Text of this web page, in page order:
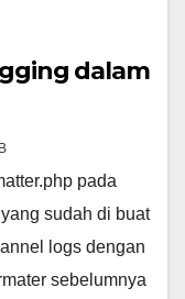
dalam
pada
sudah di buat
logs dengan
sebelumnya